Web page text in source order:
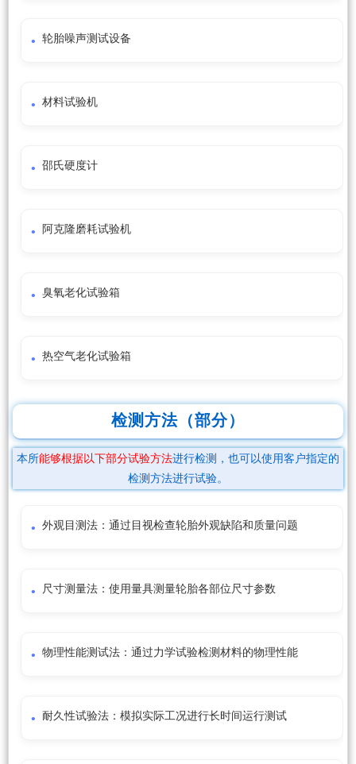
轮胎噪声测试设备
材料试验机
邵氏硬度计
阿克隆磨耗试验机
臭氧老化试验箱
热空气老化试验箱
检测方法（部分）
本所能够根据以下部分试验方法进行检测，也可以使用客户指定的
检测方法进行试验。
外观目测法：通过目视检查轮胎外观缺陷和质量问题
尺寸测量法：使用量具测量轮胎各部位尺寸参数
物理性能测试法：通过力学试验检测材料的物理性能
耐久性试验法：模拟实际工况进行长时间运行测试